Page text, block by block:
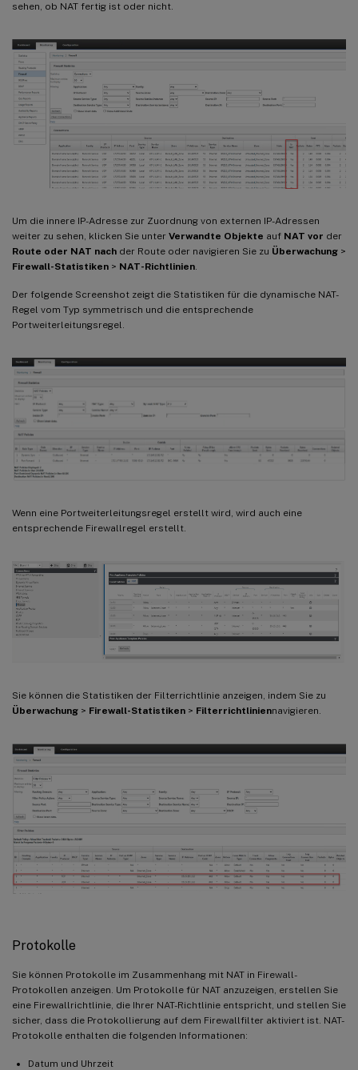
sehen, ob NAT fertig ist oder nicht.
Um die innere IP-Adresse zur Zuordnung von externen IP-Adressen
weiter zu sehen, klicken Sie unter Verwandte Objekte auf NAT vor der
Route oder NAT nach der Route oder navigieren Sie zu Überwachung >
Firewall-Statistiken > NAT-Richtlinien.
Der folgende Screenshot zeigt die Statistiken für die dynamische NAT-
Regel vom Typ symmetrisch und die entsprechende
Portweiterleitungsregel.
Wenn eine Portweiterleitungsregel erstellt wird, wird auch eine
entsprechende Firewallregel erstellt.
Sie können die Statistiken der Filterrichtlinie anzeigen, indem Sie zu
Überwachung > Firewall-Statistiken > Filterrichtliniennavigieren.
Protokolle
Sie können Protokolle im Zusammenhang mit NAT in Firewall-
Protokollen anzeigen. Um Protokolle für NAT anzuzeigen, erstellen Sie
eine Firewallrichtlinie, die Ihrer NAT-Richtlinie entspricht, und stellen Sie
sicher, dass die Protokollierung auf dem Firewallfilter aktiviert ist. NAT-
Protokolle enthalten die folgenden Informationen:
Datum und Uhrzeit